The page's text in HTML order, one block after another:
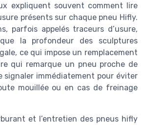
expliquent souvent comment lire
présents sur chaque pneu Hifly.
parfois appelés traceurs d’usure,
la profondeur des sculptures
ce qui impose un remplacement
qui remarque un pneu proche de
immédiatement pour éviter
mouillée ou en cas de freinage
et l’entretien des pneus hifly